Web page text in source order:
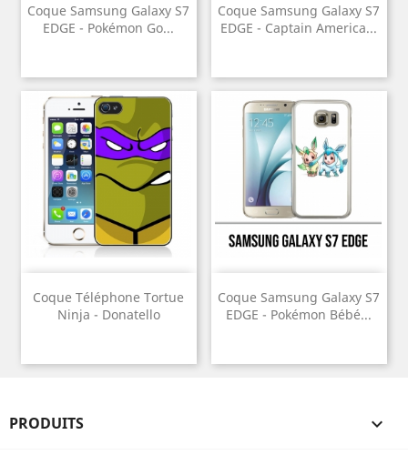
Coque Samsung Galaxy S7
EDGE - Pokémon Go...
Coque Samsung Galaxy S7
EDGE - Captain America...
Coque Téléphone Tortue
Ninja - Donatello
Coque Samsung Galaxy S7
EDGE - Pokémon Bébé...
PRODUITS 